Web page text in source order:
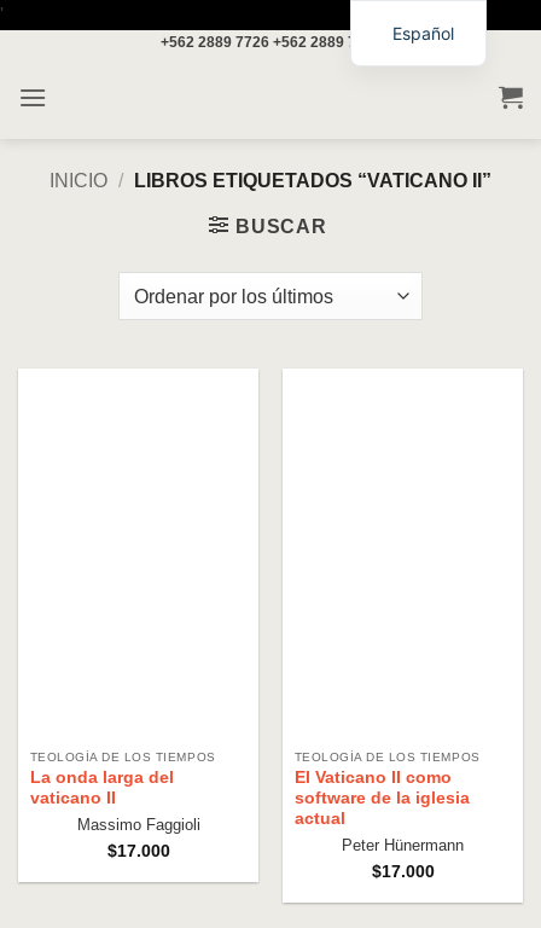
'
+562 2889 7726 +562 2889 7717
INICIO / LIBROS ETIQUETADOS “VATICANO II”
BUSCAR
TEOLOGÍA DE LOS TIEMPOS
La onda larga del
vaticano II
Massimo Faggioli
$17.000
TEOLOGÍA DE LOS TIEMPOS
El Vaticano II como
software de la iglesia
actual
Peter Hünermann
$17.000
Español